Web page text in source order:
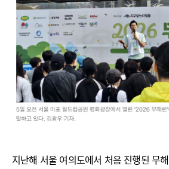
지난해 서울 여의도에서 처음 진행된 무